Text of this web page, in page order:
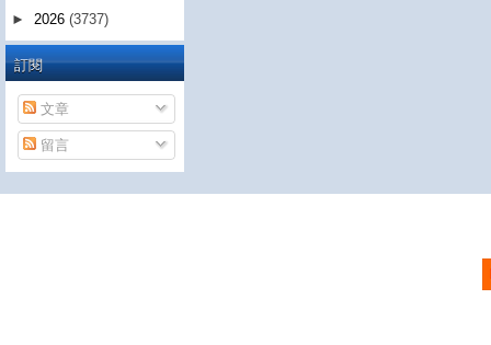
► 2026 (3737)
訂閱
文章
留言